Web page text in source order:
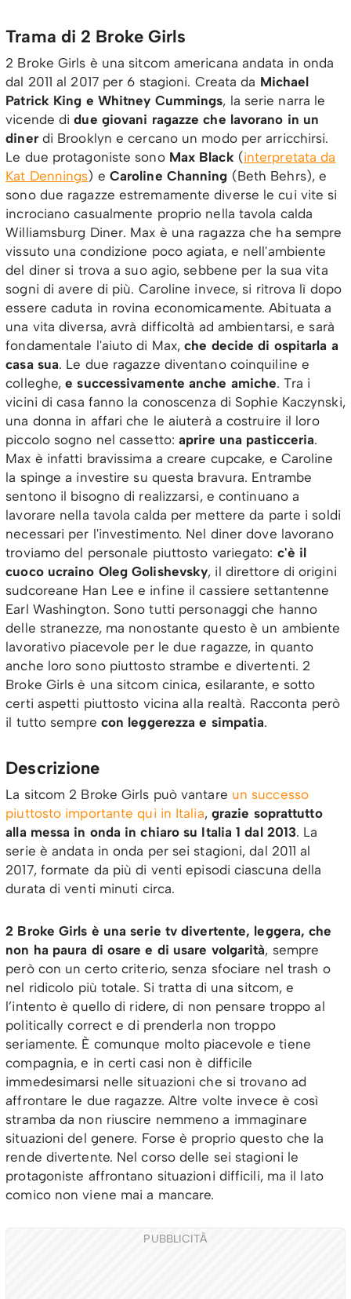
Trama di 2 Broke Girls
2 Broke Girls è una sitcom americana andata in onda
dal 2011 al 2017 per 6 stagioni. Creata da Michael
Patrick King e Whitney Cummings, la serie narra le
vicende didue giovani ragazze che lavorano in un
dinerdi Brooklyn e cercano un modo per arricchirsi.
Le due protagoniste sono Max Black(interpretata da
Kat Dennings) e Caroline Channing (Beth Behrs), e
sono due ragazze estremamente diverse le cui vite si
incrociano casualmente proprio nella tavola calda
Williamsburg Diner. Max è una ragazza che ha sempre
vissuto una condizione poco agiata, e nell'ambiente
del diner si trova a suo agio, sebbene per la sua vita
sogni di avere di più. Caroline invece, si ritrova lì dopo
essere caduta in rovina economicamente. Abituata a
una vita diversa, avrà difficoltà ad ambientarsi, e sarà
fondamentale l'aiuto di Max,che decide di ospitarla a
casa sua. Le due ragazze diventano coinquiline e
colleghe, e successivamente anche amiche. Tra i
vicini di casa fanno la conoscenza di Sophie Kaczynski,
una donna in affari che le aiuterà a costruire il loro
piccolo sogno nel cassetto: aprire una pasticceria.
Max è infatti bravissima a creare cupcake, e Caroline
la spinge a investire su questa bravura. Entrambe
sentono il bisogno di realizzarsi, e continuano a
lavorare nella tavola calda per mettere da parte i soldi
necessari per l'investimento. Nel diner dove lavorano
troviamo del personale piuttosto variegato: c'è il
cuoco ucraino Oleg Golishevsky, il direttore di origini
sudcoreane Han Lee e infine il cassiere settantenne
Earl Washington. Sono tutti personaggi che hanno
delle stranezze, ma nonostante questo è un ambiente
lavorativo piacevole per le due ragazze, in quanto
anche loro sono piuttosto strambe e divertenti. 2
Broke Girls è una sitcom cinica, esilarante, e sotto
certi aspetti piuttosto vicina alla realtà. Racconta però
il tutto sempre con leggerezza e simpatia.
Descrizione
La sitcom 2 Broke Girls può vantare un successo
piuttosto importante qui in Italia, grazie soprattutto
alla messa in onda in chiaro su Italia 1 dal 2013. La
serie è andata in onda per sei stagioni, dal 2011 al
2017, formate da più di venti episodi ciascuna della
durata di venti minuti circa.
2 Broke Girls è una serie tv divertente, leggera, che
non ha paura di osare e di usare volgarità, sempre
però con un certo criterio, senza sfociare nel trash o
nel ridicolo più totale. Si tratta di una sitcom, e
l’intento è quello di ridere, di non pensare troppo al
politically correct e di prenderla non troppo
seriamente. È comunque molto piacevole e tiene
compagnia, e in certi casi non è difficile
immedesimarsi nelle situazioni che si trovano ad
affrontare le due ragazze. Altre volte invece è così
stramba da non riuscire nemmeno a immaginare
situazioni del genere. Forse è proprio questo che la
rende divertente. Nel corso delle sei stagioni le
protagoniste affrontano situazioni difficili, ma il lato
comico non viene mai a mancare.
PUBBLICITÀ